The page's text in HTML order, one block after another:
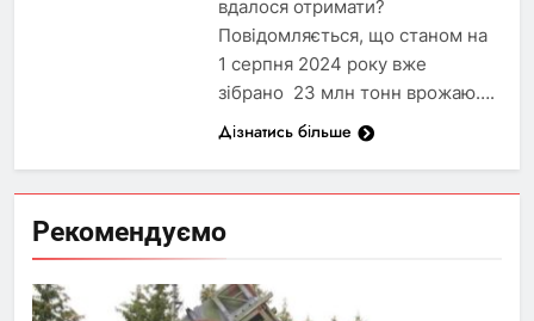
вдалося отримати?
Повідомляється, що станом на
1 серпня 2024 року вже
зібрано 23 млн тонн врожаю….
Дізнатись більше
Рекомендуємо